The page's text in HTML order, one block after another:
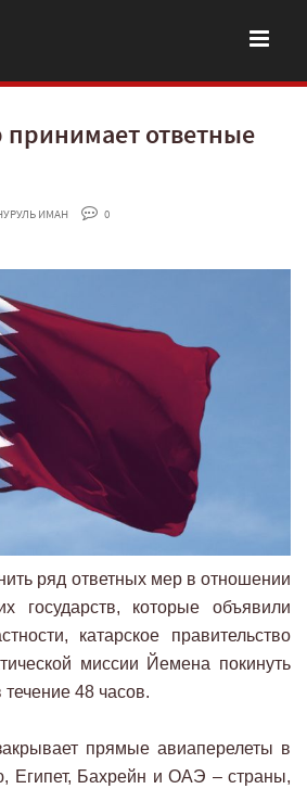
принимает ответные
ИМАН
0
ряд ответных мер в отношении
государств, которые объявили
катарское правительство
миссии Йемена покинуть
48 часов.
прямые авиаперелеты в
Египет, Бахрейн и ОАЭ – страны,